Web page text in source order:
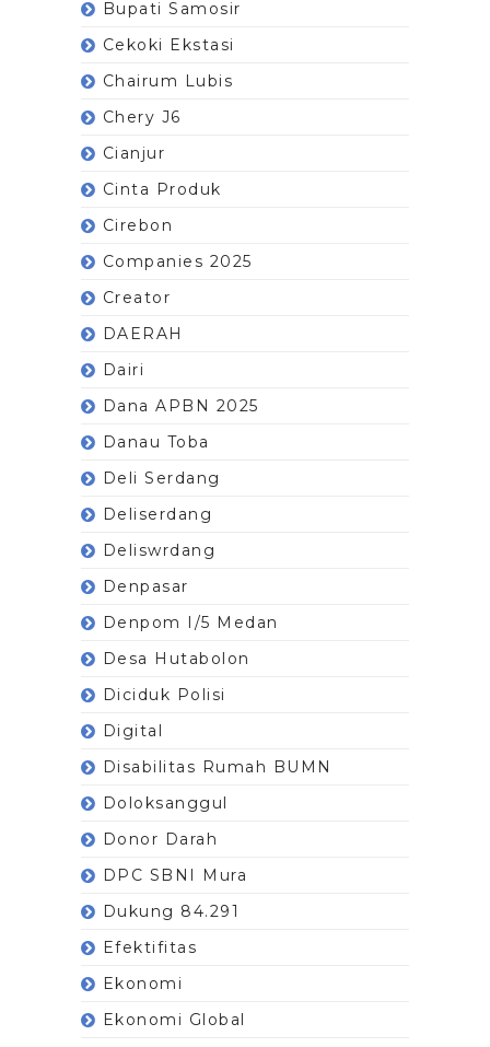
Bupati Samosir
Cekoki Ekstasi
Chairum Lubis
Chery J6
Cianjur
Cinta Produk
Cirebon
Companies 2025
Creator
DAERAH
Dairi
Dana APBN 2025
Danau Toba
Deli Serdang
Deliserdang
Deliswrdang
Denpasar
Denpom I/5 Medan
Desa Hutabolon
Diciduk Polisi
Digital
Disabilitas Rumah BUMN
Doloksanggul
Donor Darah
DPC SBNI Mura
Dukung 84.291
Efektifitas
Ekonomi
Ekonomi Global